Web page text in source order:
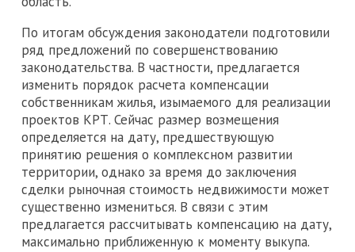
По итогам обсуждения законодатели подготовили
ряд предложений по совершенствованию
законодательства. В частности, предлагается
изменить порядок расчета компенсации
собственникам жилья, изымаемого для реализации
проектов КРТ. Сейчас размер возмещения
определяется на дату, предшествующую
принятию решения о комплексном развитии
территории, однако за время до заключения
сделки рыночная стоимость недвижимости может
существенно измениться. В связи с этим
предлагается рассчитывать компенсацию на дату,
максимально приближенную к моменту выкупа.